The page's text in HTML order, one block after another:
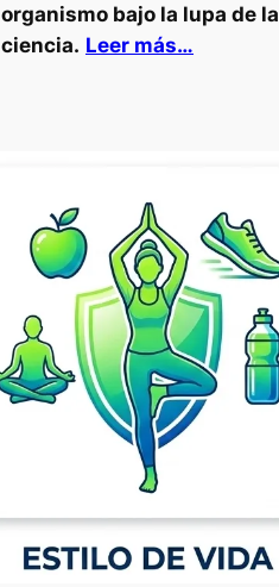
organismo bajo la lupa de la
ciencia. Leer más…